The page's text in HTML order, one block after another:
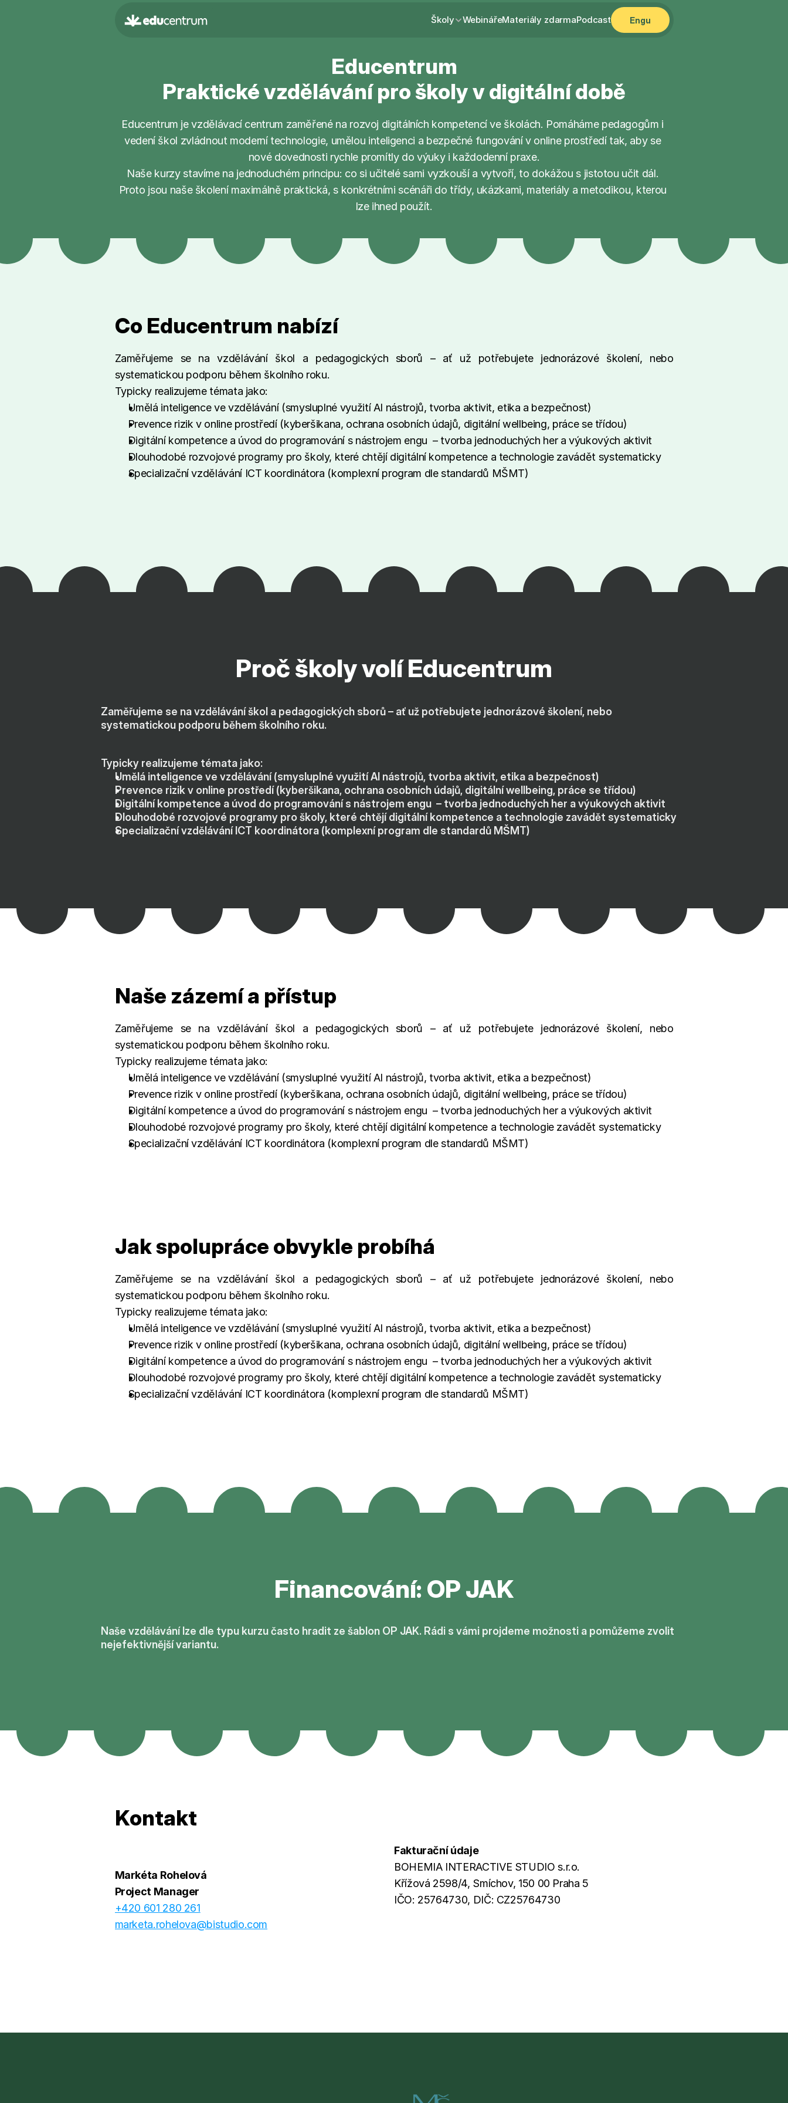
Školy WebinářeMateriály zdarmaPodcast Engu
Educentrum
Praktické vzdělávání pro školy v digitální době
Educentrum je vzdělávací centrum zaměřené na rozvoj digitálních kompetencí ve školách. Pomáháme pedagogům i
vedení škol zvládnout moderní technologie, umělou inteligenci a bezpečné fungování v online prostředí tak, aby se
nové dovednosti rychle promítly do výuky i každodenní praxe.
Naše kurzy stavíme na jednoduchém principu: co si učitelé sami vyzkouší a vytvoří, to dokážou s jistotou učit dál.
Proto jsou naše školení maximálně praktická, s konkrétními scénáři do třídy, ukázkami, materiály a metodikou, kterou
lze ihned použít.
Co Educentrum nabízí
Zaměřujeme se na vzdělávání škol a pedagogických sborů – ať už potřebujete jednorázové školení, nebo
systematickou podporu během školního roku.
Typicky realizujeme témata jako:
Umělá inteligence ve vzdělávání (smysluplné využití AI nástrojů, tvorba aktivit, etika a bezpečnost)
Prevence rizik v online prostředí (kyberšikana, ochrana osobních údajů, digitální wellbeing, práce se třídou)
Digitální kompetence a úvod do programování s nástrojem engu  – tvorba jednoduchých her a výukových aktivit
Dlouhodobé rozvojové programy pro školy, které chtějí digitální kompetence a technologie zavádět systematicky
Specializační vzdělávání ICT koordinátora (komplexní program dle standardů MŠMT)
Zaměřujeme se na vzdělávání škol a pedagogických sborů – ať už potřebujete jednorázové školení, nebo
systematickou podporu během školního roku.
Typicky realizujeme témata jako:
Umělá inteligence ve vzdělávání (smysluplné využití AI nástrojů, tvorba aktivit, etika a bezpečnost)
Prevence rizik v online prostředí (kyberšikana, ochrana osobních údajů, digitální wellbeing, práce se třídou)
Digitální kompetence a úvod do programování s nástrojem engu  – tvorba jednoduchých her a výukových aktivit
Dlouhodobé rozvojové programy pro školy, které chtějí digitální kompetence a technologie zavádět systematicky
Specializační vzdělávání ICT koordinátora (komplexní program dle standardů MŠMT)
Proč školy volí Educentrum
Naše zázemí a přístup
Zaměřujeme se na vzdělávání škol a pedagogických sborů – ať už potřebujete jednorázové školení, nebo
systematickou podporu během školního roku.
Typicky realizujeme témata jako:
Umělá inteligence ve vzdělávání (smysluplné využití AI nástrojů, tvorba aktivit, etika a bezpečnost)
Prevence rizik v online prostředí (kyberšikana, ochrana osobních údajů, digitální wellbeing, práce se třídou)
Digitální kompetence a úvod do programování s nástrojem engu  – tvorba jednoduchých her a výukových aktivit
Dlouhodobé rozvojové programy pro školy, které chtějí digitální kompetence a technologie zavádět systematicky
Specializační vzdělávání ICT koordinátora (komplexní program dle standardů MŠMT)
Jak spolupráce obvykle probíhá
Zaměřujeme se na vzdělávání škol a pedagogických sborů – ať už potřebujete jednorázové školení, nebo
systematickou podporu během školního roku.
Typicky realizujeme témata jako:
Umělá inteligence ve vzdělávání (smysluplné využití AI nástrojů, tvorba aktivit, etika a bezpečnost)
Prevence rizik v online prostředí (kyberšikana, ochrana osobních údajů, digitální wellbeing, práce se třídou)
Digitální kompetence a úvod do programování s nástrojem engu  – tvorba jednoduchých her a výukových aktivit
Dlouhodobé rozvojové programy pro školy, které chtějí digitální kompetence a technologie zavádět systematicky
Specializační vzdělávání ICT koordinátora (komplexní program dle standardů MŠMT)
Naše vzdělávání lze dle typu kurzu často hradit ze šablon OP JAK. Rádi s vámi projdeme možnosti a pomůžeme zvolit
nejefektivnější variantu.
Financování: OP JAK
Kontakt
Markéta Rohelová
Project Manager
+420 601 280 261
marketa.rohelova@bistudio.com
Fakturační údaje
BOHEMIA INTERACTIVE STUDIO s.r.o.
Křížová 2598/4, Smíchov, 150 00 Praha 5
IČO: 25764730, DIČ: CZ25764730